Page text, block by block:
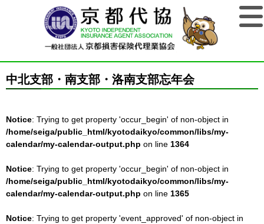
中北支部・南支部・洛南支部忘年会
Notice: Trying to get property 'occur_begin' of non-object in
/home/seiga/public_html/kyotodaikyo/common/libs/my-
calendar/my-calendar-output.php on line 1364
Notice: Trying to get property 'occur_begin' of non-object in
/home/seiga/public_html/kyotodaikyo/common/libs/my-
calendar/my-calendar-output.php on line 1365
Notice: Trying to get property 'event_approved' of non-object in